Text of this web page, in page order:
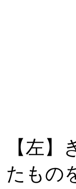
【左
たも